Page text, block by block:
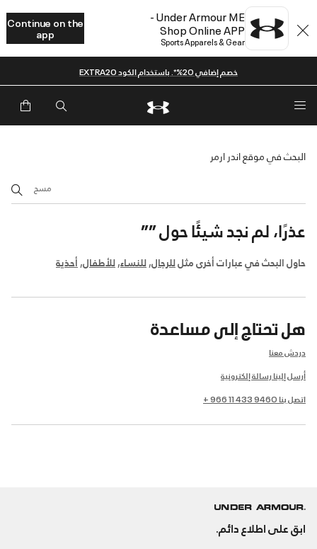
Under Armour ME -
Shop Online APP
Sports Apparels & Gear
Continue on the
app
خصم إضافي 20%*. باستخدام الكود EXTRA20
البحث في موقع اندر ارمر
مسح
عذرًا، لم نجد شيئًا حول””
حاول البحث في عبارات أخرى مثلللرجال, للنساء, للأطفال, أحذية
هل تحتاج إلى مساعدة
دردش معنا
أرسل إلينا رسالة إلكترونية
اتصل بنا 9460 433 11 966 +
ابق على اطلاع دائم.